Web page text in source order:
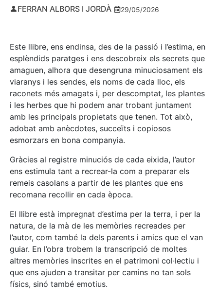
FERRAN ALBORS I JORDÀ 29/05/2026
Este llibre, ens endinsa, des de la passió i l’estima, en
esplèndids paratges i ens descobreix els secrets que
amaguen, alhora que desengruna minuciosament els
viaranys i les sendes, els noms de cada lloc, els
raconets més amagats i, per descomptat, les plantes
i les herbes que hi podem anar trobant juntament
amb les principals propietats que tenen. Tot això,
adobat amb anècdotes, succeïts i copiosos
esmorzars en bona companyia.
Gràcies al registre minuciós de cada eixida, l’autor
ens estimula tant a recrear-la com a preparar els
remeis casolans a partir de les plantes que ens
recomana recollir en cada època.
El llibre està impregnat d’estima per la terra, i per la
natura, de la mà de les memòries recreades per
l’autor, com també la dels parents i amics que el van
guiar. En l’obra trobem la transcripció de moltes
altres memòries inscrites en el patrimoni col·lectiu i
que ens ajuden a transitar per camins no tan sols
físics, sinó també emotius.